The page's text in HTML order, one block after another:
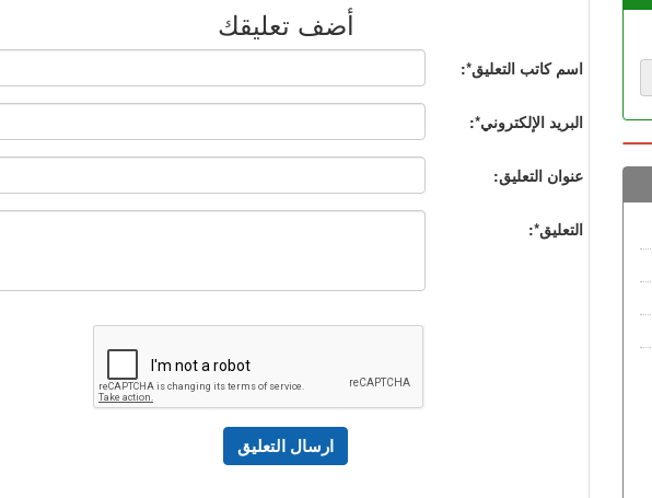
أضف تعليقك
اسم كاتب التعليق*:
البريد الإلكتروني*:
عنوان التعليق:
التعليق*: